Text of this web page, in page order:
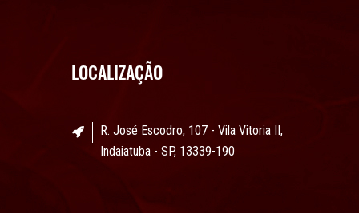
LOCALIZAÇÃO
R. José Escodro, 107 - Vila Vitoria II,
Indaiatuba - SP, 13339-190